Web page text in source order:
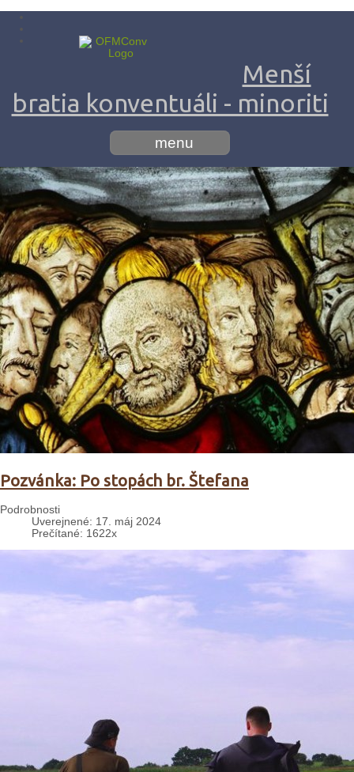
Menší
bratia konventuáli - minoriti
menu
Pozvánka: Po stopách br. Štefana
Podrobnosti
Uverejnené: 17. máj 2024
Prečítané: 1622x